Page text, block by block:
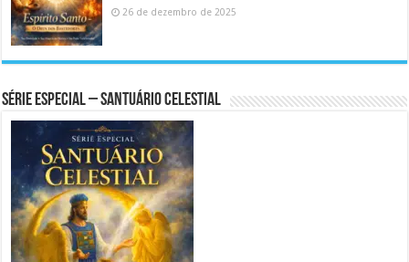
26 de dezembro de 2025
Série Especial – Santuário Celestial